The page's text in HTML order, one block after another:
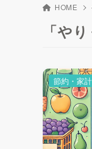
HOME
「や
節約・家